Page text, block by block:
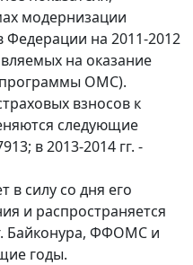
модернизации
Федерации на 2011-2012
на оказание
ОМС).
взносов к
следующие
в 2013-2014 гг. -
в силу со дня его
и распространяется
Байконура, ФФОМС и
годы.